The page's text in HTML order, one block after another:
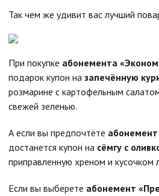
Так чем же удивит вас лучший
При покупке абонемента
подарок купон на запечённую
розмарине с картофельным
свежей зеленью.
А если вы предпочтёте
достанется купон на сёмгу с
приправленную хреном и кусочком
Если вы выберете абонемент